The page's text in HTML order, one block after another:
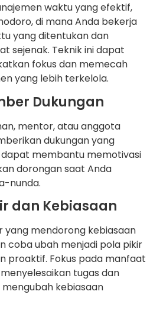
waktu yang efektif,
di mana Anda bekerja
yang ditentukan dan
sejenak. Teknik ini dapat
fokus dan memecah
yang lebih terkelola.
Dukungan
mentor, atau anggota
dukungan yang
membantu memotivasi
dorongan saat Anda
nunda.
dan Kebiasaan
yang mendorong kebiasaan
coba ubah menjadi pola pikir
proaktif. Fokus pada manfaat
tugas dan
kebiasaan